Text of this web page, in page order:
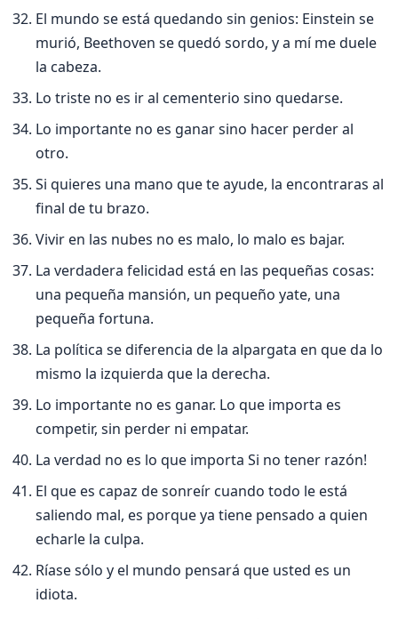
El mundo se está quedando sin genios: Einstein se
murió, Beethoven se quedó sordo, y a mí­ me duele
la cabeza.
Lo triste no es ir al cementerio sino quedarse.
Lo importante no es ganar sino hacer perder al
otro.
Si quieres una mano que te ayude, la encontraras al
final de tu brazo.
Vivir en las nubes no es malo, lo malo es bajar.
La verdadera felicidad está en las pequeñas cosas:
una pequeña mansión, un pequeño yate, una
pequeña fortuna.
La polí­tica se diferencia de la alpargata en que da lo
mismo la izquierda que la derecha.
Lo importante no es ganar. Lo que importa es
competir, sin perder ni empatar.
La verdad no es lo que importa Si no tener razón!
El que es capaz de sonreí­r cuando todo le está
saliendo mal, es porque ya tiene pensado a quien
echarle la culpa.
Rí­ase sólo y el mundo pensará que usted es un
idiota.